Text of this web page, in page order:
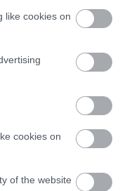
like cookies on
cookies on
of the website
Az
kihívásai
Mik
kognitív
A világ
A
és az
A